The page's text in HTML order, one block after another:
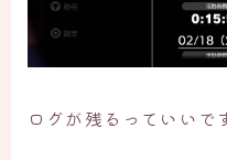
ログが残るっていいで